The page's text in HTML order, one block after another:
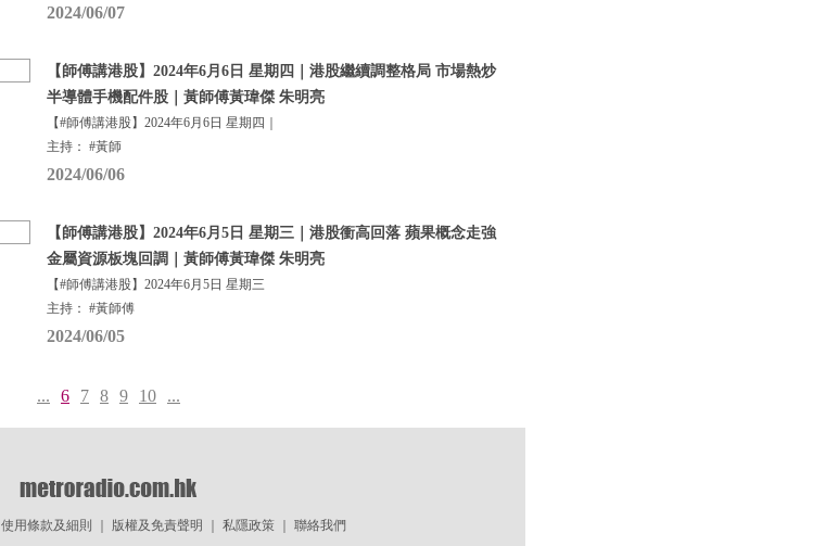
2024/06/07
【師傅講港股】2024年6月6日 星期四｜港股繼續調整格局 市場熱炒
半導體手機配件股｜黃師傅黃瑋傑 朱明亮
【#師傅講港股】2024年6月6日 星期四｜
主持： #黃師
2024/06/06
【師傅講港股】2024年6月5日 星期三｜港股衝高回落 蘋果概念走強
金屬資源板塊回調｜黃師傅黃瑋傑 朱明亮
【#師傅講港股】2024年6月5日 星期三
主持： #黃師傅
2024/06/05
... 6 7 8 9 10 ...
使用條款及細則 版權及免責聲明 私隱政策｜ 聯絡我們